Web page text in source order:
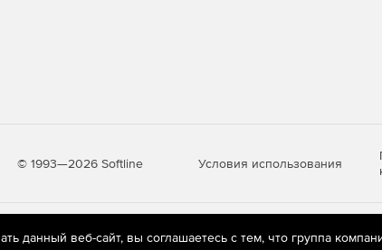
© 1993—2026 Softline Условия использования
рекомендательные технологии(информационные
данный веб-сайт, вы соглашаетесь с тем, что группа